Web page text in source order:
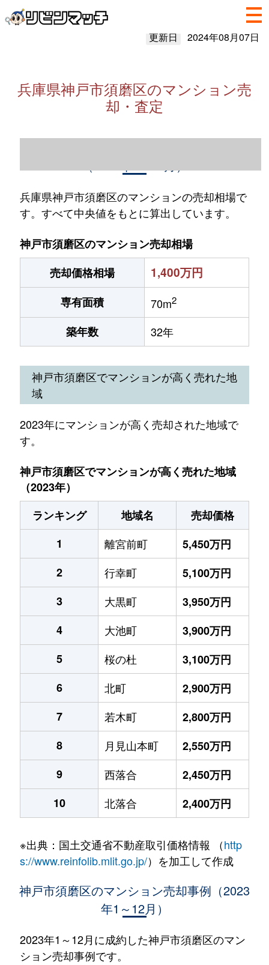
更新日 2024年08月07日
兵庫県神戸市須磨区のマンション売
却・査定
兵庫県神戸市須磨区のマンションの売却相場で
す。すべて中央値をもとに算出しています。
神戸市須磨区のマンション売却相場
売却価格相場
1,400万円
専有面積 70m2
築年数 32年
神戸市須磨区でマンションが高く売れた地
域
2023年にマンションが高く売却された地域で
す。
神戸市須磨区でマンションが高く売れた地域
（2023年）
ランキング
地域名
売却価格
1
離宮前町
5,450万円
2
行幸町
5,100万円
3
大黒町
3,950万円
4
大池町
3,900万円
5
桜の杜
3,100万円
6
北町
2,900万円
7
若木町
2,800万円
8
月見山本町
2,550万円
9
西落合
2,450万円
10
北落合 2,400万円
※出典：国土交通省不動産取引価格情報 （http
s://www.reinfolib.mlit.go.jp/）を加工して作成
神戸市須磨区のマンション売却事例（2023
年1～12月）
2023年1～12月に成約した神戸市須磨区のマン
ション売却事例です。